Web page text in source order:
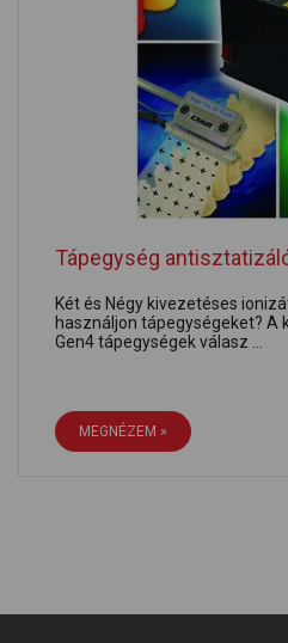
Tápegység
Két és Négy kivezetéses
használjon tápegységeket? A
Gen4 tápegységek válasz ...
MEGNÉZEM »